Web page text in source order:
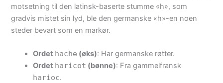
motsetning til den latinsk-baserte stumme «h», som
gradvis mistet sin lyd, ble den germanske «h»-en noen
steder bevart som en markør.
Ordet hache (øks): Har germanske røtter.
Ordet haricot (bønne): Fra gammelfransk
harioc.